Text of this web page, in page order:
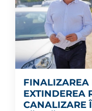
FINALIZAREA
EXTINDEREA
CANALIZARE